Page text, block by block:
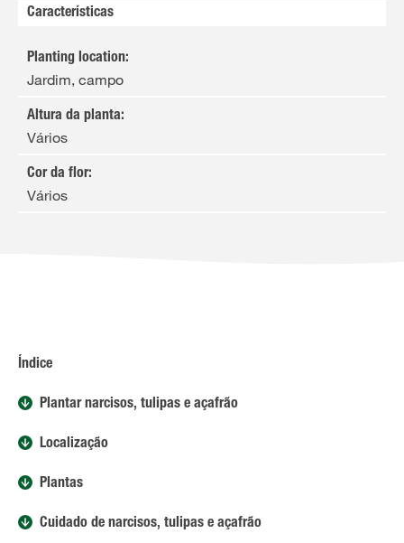
Características
Planting location:
Jardim, campo
Altura da planta:
Vários
Cor da flor:
Vários
Índice
Plantar narcisos, tulipas e açafrão
Localização
Plantas
Cuidado de narcisos, tulipas e açafrão